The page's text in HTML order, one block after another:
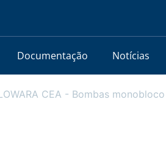
Documentação Notícias
CEA - Bombas